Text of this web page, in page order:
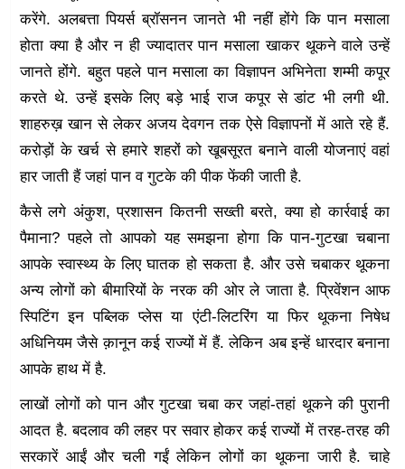
करेंगे. अलबत्ता पियर्स ब्रॉसनन जानते भी नहीं होंगे कि पान मसाला
होता क्या है और न ही ज्यादातर पान मसाला खाकर थूकने वाले उन्हें
जानते होंगे. बहुत पहले पान मसाला का विज्ञापन अभिनेता शम्मी कपूर
करते थे. उन्हें इसके लिए बड़े भाई राज कपूर से डांट भी लगी थी.
शाहरुख़ खान से लेकर अजय देवगन तक ऐसे विज्ञापनों में आते रहे हैं.
करोड़ों के खर्च से हमारे शहरों को खूबसूरत बनाने वाली योजनाएं वहां
हार जाती हैं जहां पान व गुटके की पीक फेंकी जाती है.
कैसे लगे अंकुश, प्रशासन कितनी सख्ती बरते, क्या हो कार्रवाई का
पैमाना? पहले तो आपको यह समझना होगा कि पान-गुटखा चबाना
आपके स्वास्थ्य के लिए घातक हो सकता है. और उसे चबाकर थूकना
अन्य लोगों को बीमारियों के नरक की ओर ले जाता है. प्रिवेंशन आफ
स्पिटिंग इन पब्लिक प्लेस या एंटी-लिटरिंग या फिर थूकना निषेध
अधिनियम जैसे क़ानून कई राज्यों में हैं. लेकिन अब इन्हें धारदार बनाना
आपके हाथ में है.
लाखों लोगों को पान और गुटखा चबा कर जहां-तहां थूकने की पुरानी
आदत है. बदलाव की लहर पर सवार होकर कई राज्यों में तरह-तरह की
सरकारें आईं और चली गईं लेकिन लोगों का थूकना जारी है. चाहे